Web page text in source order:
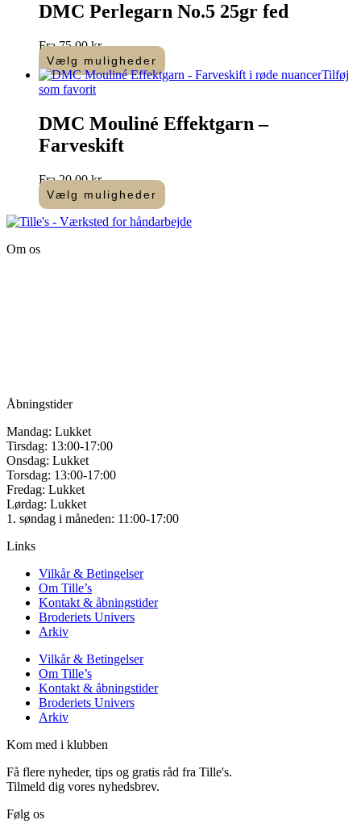
Ubleget
antal
DMC Perlegarn No.5 25gr fed
Fra75,00kr.
Vælg muligheder
Dette
vare
flere
varianter.
Mulighederne
vælges
på
varesiden
Tilføj
som favorit
DMC Mouliné Effektgarn –
Farveskift
Fra20,00kr.
Vælg muligheder
Dette
vare
flere
Om os
Åbningstider
Mandag: Lukket
Tirsdag: 13:00-17:00
Onsdag: Lukket
Torsdag: 13:00-17:00
Fredag: Lukket
Lørdag: Lukket
1. søndag i måneden: 11:00-17:00
Links
Vilkår & Betingelser
Om Tille’s
Kontakt & åbningstider
Broderiets Univers
Arkiv
Vilkår & Betingelser
Om Tille’s
Kontakt & åbningstider
Broderiets Univers
Arkiv
Kom med i klubben
Få flere nyheder, tips og gratis råd fra Tille's.
Tilmeld dig vores nyhedsbrev.
Følg os